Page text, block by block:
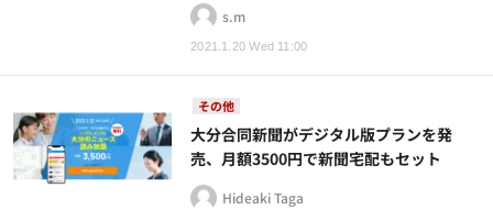
2021.1.20 Wed 11:00
s.m
その他
大分合同新聞がデジタル版プランを発
売、月額3500円で新聞宅配もセット
Hideaki Taga